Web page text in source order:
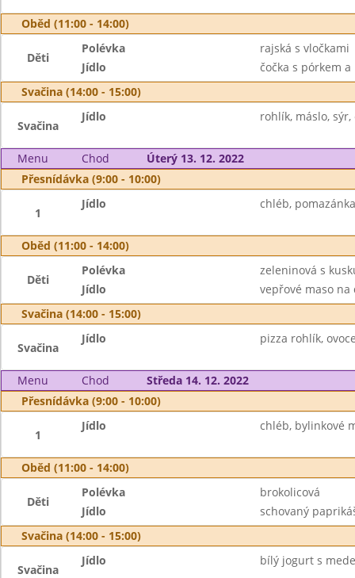
Oběd (11:00 - 14:00)
Děti
Polévka
rajská s vločkami
Jídlo
čočka s pórkem
Svačina (14:00 - 15:00)
Svačina
Jídlo rohlík, máslo,
Menu Chod
Úterý 13. 12. 2022
Přesnídávka (9:00 - 10:00)
1
Jídlo chléb,
Oběd (11:00 - 14:00)
Děti
Polévka
zeleninová s
Jídlo
vepřové maso na
Svačina (14:00 - 15:00)
Svačina
Jídlo pizza rohlík,
Menu Chod
Středa 14. 12. 2022
Přesnídávka (9:00 - 10:00)
1
Jídlo chléb, bylinkové
Oběd (11:00 - 14:00)
Děti
Polévka
brokolicová
Jídlo
schovaný
Svačina (14:00 - 15:00)
Svačina
Jídlo bílý jogurt s